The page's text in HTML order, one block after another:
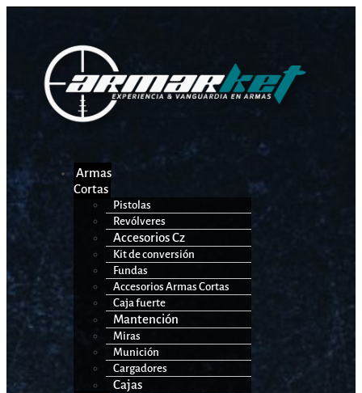
Armas
Cortas
Pistolas
Revólveres
Accesorios Cz
Kit de conversión
Fundas
Accesorios Armas Cortas
Caja fuerte
Mantención
Miras
Munición
Cargadores
Cajas